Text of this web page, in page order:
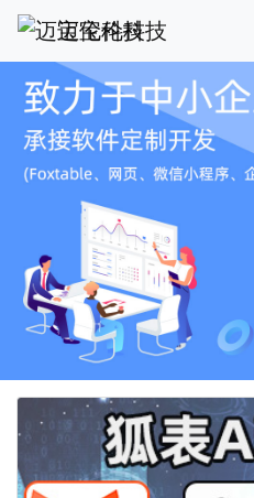
迈宝伦科技